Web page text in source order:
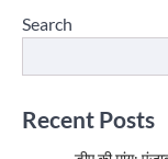
Search
Recent Posts